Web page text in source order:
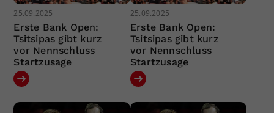
25.09.2025
Erste Bank Open:
Tsitsipas gibt kurz
vor Nennschluss
Startzusage
25.09.2025
Erste Bank Open:
Tsitsipas gibt kurz
vor Nennschluss
Startzusage